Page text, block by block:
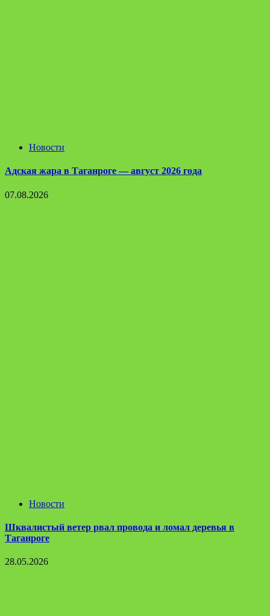
Новости
Адская жара в Таганроге — август 2026 года
07.08.2026
Новости
Шквалистый ветер рвал провода и ломал деревья в
Таганроге
28.05.2026